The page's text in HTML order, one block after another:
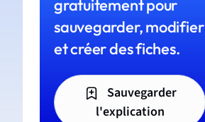
gratuitement pour
sauvegarder, modifier
et créer des fiches.
Sauvegarder
l'explication